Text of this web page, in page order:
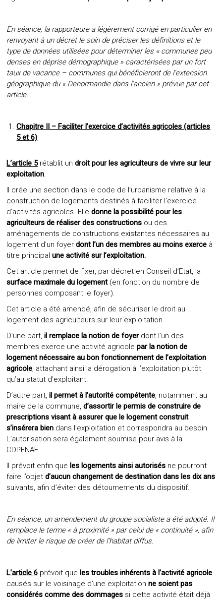
En séance, la rapporteure a légèrement corrigé en particulier en
renvoyant à un décret le soin de préciser les définitions et le
type de données utilisées pour déterminer les « communes peu
denses en déprise démographique » caractérisées par un fort
taux de vacance – communes qui bénéficieront de l’extension
géographique du « Denormandie dans l’ancien » prévue par cet
article.
Chapitre II – Faciliter l’exercice d’activités agricoles (articles
5 et 6)
L’article 5rétablit undroit pour les agriculteurs de vivre sur leur
exploitation.
Il crée une section dans le code de l’urbanisme relative à la
construction de logements destinés à faciliter l’exercice
d’activités agricoles. Elledonne la possibilité pour les
agriculteurs de réaliser des constructions ou des
aménagements de constructions existantes nécessaires au
logement d’un foyerdont l’un des membres au moins exerce à
titre principalune activité sur l’exploitation.
Cet article permet de fixer, par décret en Conseil d’Etat, la
surface maximale du logement(en fonction du nombre de
personnes composant le foyer).
Cet article a été amendé, afin de sécuriser le droit au
logement des agriculteurs sur leur exploitation.
D’une part,il remplace la notion de foyerdont l’un des
membres exerce une activité agricolepar la notion de
logement nécessaire au bon fonctionnement de l’exploitation
agricole, attachant ainsi la dérogation à l’exploitation plutôt
qu’au statut d’exploitant.
D’autre part,il permet à l’autorité compétente, notamment au
maire de la commune,d’assortir le permis de construire de
prescriptions visant à assurer que le logement construit
s’insérera bien dans l’exploitation et correspondra au besoin.
L’autorisation sera également soumise pour avis à la
CDPENAF.
Il prévoit enfin queles logements ainsi autorisés ne pourront
faire l’objetd’aucun changement de destination dans les dix ans
suivants, afin d’éviter des détournements du dispositif.
En séance, un amendement du groupe socialiste a été adopté. Il
remplace le terme « à proximité » par celui de « continuité », afin
de limiter le risque de créer de l’habitat diffus.
L’article 6 prévoit queles troubles inhérents à l’activité agricole
causés sur le voisinage d’une exploitationne soient pas
considérés comme des dommages si cette activité était déjà